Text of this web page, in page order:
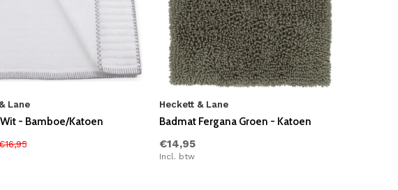
Lane
- Bamboe/Katoen
Heckett & Lane
Badmat Fergana Groen - Katoen
€14,95
Incl. btw